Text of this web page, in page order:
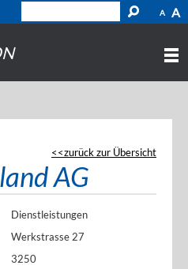
A A
zurück zur Übersicht
AG
Dienstleistungen
Werkstrasse 27
3250